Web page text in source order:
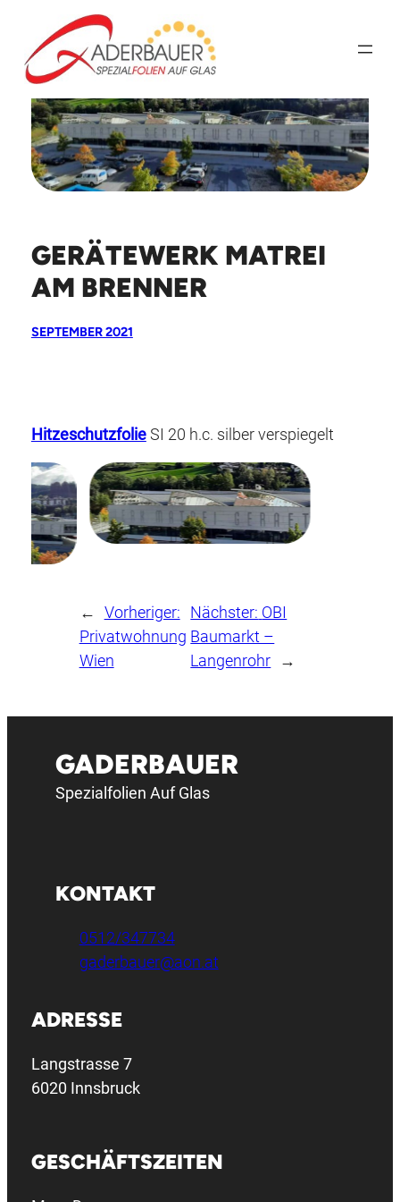
Inhalt
springen
GERÄTEWERK MATREI
AM BRENNER
SEPTEMBER 2021
HitzeschutzfolieSI 20 h.c. silber verspiegelt
←
Vorheriger:
Privatwohnung
Wien
Nächster: OBI
Baumarkt –
Langenrohr
→
GADERBAUER
Spezialfolien Auf Glas
KONTAKT
0512/347734
gaderbauer@aon.at
ADRESSE
Langstrasse 7
6020 Innsbruck
GESCHÄFTSZEITEN